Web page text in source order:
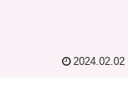
2024.02.02